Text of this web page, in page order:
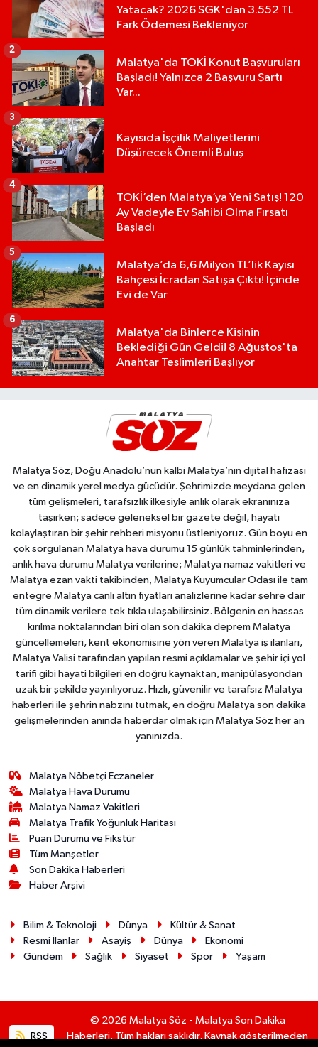
Yatacak? 2026 SGK'dan 3.552 TL
Fark Ödemesi Bekleniyor
Malatya'da TOKİ Konut Başvuruları
Başladı! Yalnızca 2 Başvuru Şartı
Var...
2
Kayısıda İşçilik Maliyetlerini
Düşürecek Önemli Buluş
3
TOKİ’den Malatya’ya Yeni Satış! 120
Ay Vadeyle Ev Sahibi Olma Fırsatı
Başladı
4
Malatya’da 6,6 Milyon TL’lik Kayısı
Bahçesi İcradan Satışa Çıktı! İçinde
Evi de Var
5
Malatya'da Binlerce Kişinin
Beklediği Gün Geldi! 8 Ağustos'ta
Anahtar Teslimleri Başlıyor
6
Malatya Söz, Doğu Anadolu’nun kalbi Malatya’nın dijital hafızası
ve en dinamik yerel medya gücüdür. Şehrimizde meydana gelen
tüm gelişmeleri, tarafsızlık ilkesiyle anlık olarak ekranınıza
taşırken; sadece geleneksel bir gazete değil, hayatı
kolaylaştıran bir şehir rehberi misyonu üstleniyoruz. Gün boyu en
çok sorgulanan Malatya hava durumu 15 günlük tahminlerinden,
anlık hava durumu Malatya verilerine; Malatya namaz vakitleri ve
Malatya ezan vakti takibinden, Malatya Kuyumcular Odası ile tam
entegre Malatya canlı altın fiyatları analizlerine kadar şehre dair
tüm dinamik verilere tek tıkla ulaşabilirsiniz. Bölgenin en hassas
kırılma noktalarından biri olan son dakika deprem Malatya
güncellemeleri, kent ekonomisine yön veren Malatya iş ilanları,
Malatya Valisi tarafından yapılan resmi açıklamalar ve şehir içi yol
tarifi gibi hayati bilgileri en doğru kaynaktan, manipülasyondan
uzak bir şekilde yayınlıyoruz. Hızlı, güvenilir ve tarafsız Malatya
haberleri ile şehrin nabzını tutmak, en doğru Malatya son dakika
gelişmelerinden anında haberdar olmak için Malatya Söz her an
yanınızda.
Malatya Nöbetçi Eczaneler
Malatya Hava Durumu
Malatya Namaz Vakitleri
Malatya Trafik Yoğunluk Haritası
Puan Durumu ve Fikstür
Tüm Manşetler
Son Dakika Haberleri
Haber Arşivi
Bilim & Teknoloji Dünya
Kültür & Sanat
Resmi İlanlar
Asayiş Dünya
Ekonomi
Gündem
Sağlık Siyaset Spor Yaşam
RSS
© 2026 Malatya Söz - Malatya Son Dakika
Haberleri. Tüm hakları saklıdır. Kaynak gösterilmeden